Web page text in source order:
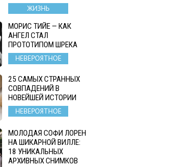
ЖИЗНЬ
МОРИС ТИЙЕ — КАК
АНГЕЛ СТАЛ
ПРОТОТИПОМ ШРЕКА
НЕВЕРОЯТНОЕ
25 САМЫХ СТРАННЫХ
СОВПАДЕНИЙ В
НОВЕЙШЕЙ ИСТОРИИ
НЕВЕРОЯТНОЕ
МОЛОДАЯ СОФИ ЛОРЕН
НА ШИКАРНОЙ ВИЛЛЕ:
18 УНИКАЛЬНЫХ
АРХИВНЫХ СНИМКОВ